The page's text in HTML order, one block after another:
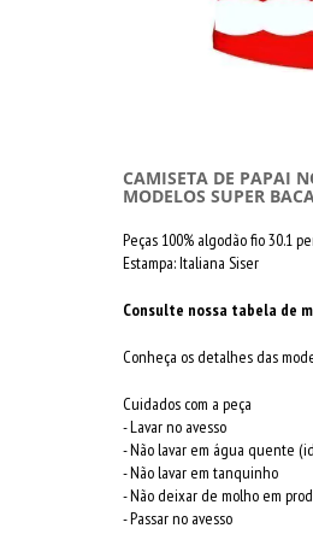
CAMISETA DE PAPAI
MODELOS SUPER
Peças 100% algodão fio 30.1
Estampa: Italiana Siser
Consulte nossa tabela de
Conheça os detalhes das
Cuidados com a peça
- Lavar no avesso
- Não lavar em água quente
- Não lavar em tanquinho
- Não deixar de molho em
- Passar no avesso